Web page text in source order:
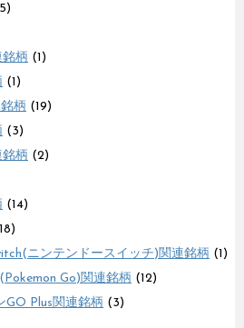
柄 (1)
(1)
柄 (19)
(3)
柄 (2)
(14)
ニンテンドースイッチ)関連銘柄 (1)
Go)関連銘柄 (12)
GO Plus関連銘柄 (3)